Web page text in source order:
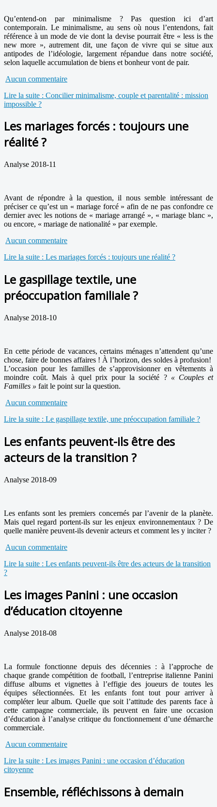
Qu’entend-on par minimalisme ? Pas question ici d’art
contemporain. Le minimalisme, au sens où nous l’entendons, fait
référence à un mode de vie dont la devise pourrait être « less is the
new more », autrement dit, une façon de vivre qui se situe aux
antipodes de l’idéologie, largement répandue dans notre société,
selon laquelle accumulation de biens et bonheur vont de pair.
Aucun commentaire
Lire la suite : Concilier minimalisme, couple et parentalité : mission
impossible ?
Les mariages forcés : toujours une
réalité ?
Analyse 2018-11
Avant de répondre à la question, il nous semble intéressant de
préciser ce qu’est un « mariage forcé » afin de ne pas confondre ce
dernier avec les notions de « mariage arrangé », « mariage blanc »,
ou encore, « mariage de nationalité » par exemple.
Aucun commentaire
Lire la suite : Les mariages forcés : toujours une réalité ?
Le gaspillage textile, une
préoccupation familiale ?
Analyse 2018-10
En cette période de vacances, certains ménages n’attendent qu’une
chose, faire de bonnes affaires ! À l’horizon, des soldes à profusion!
L’occasion pour les familles de s’approvisionner en vêtements à
moindre coût. Mais à quel prix pour la société ? « Couples et
Familles » fait le point sur la question.
Aucun commentaire
Lire la suite : Le gaspillage textile, une préoccupation familiale ?
Les enfants peuvent-ils être des
acteurs de la transition ?
Analyse 2018-09
Les enfants sont les premiers concernés par l’avenir de la planète.
Mais quel regard portent-ils sur les enjeux environnementaux ? De
quelle manière peuvent-ils devenir acteurs et comment les y inciter ?
Aucun commentaire
Lire la suite : Les enfants peuvent-ils être des acteurs de la transition
?
Les images Panini : une occasion
d’éducation citoyenne
Analyse 2018-08
La formule fonctionne depuis des décennies : à l’approche de
chaque grande compétition de football, l’entreprise italienne Panini
diffuse albums et vignettes à l’effigie des joueurs de toutes les
équipes sélectionnées. Et les enfants font tout pour arriver à
compléter leur album. Quelle que soit l’attitude des parents face à
cette campagne commerciale, ils peuvent en faire une occasion
d’éducation à l’analyse critique du fonctionnement d’une démarche
commerciale.
Aucun commentaire
Lire la suite : Les images Panini : une occasion d’éducation
citoyenne
Ensemble, réfléchissons à demain